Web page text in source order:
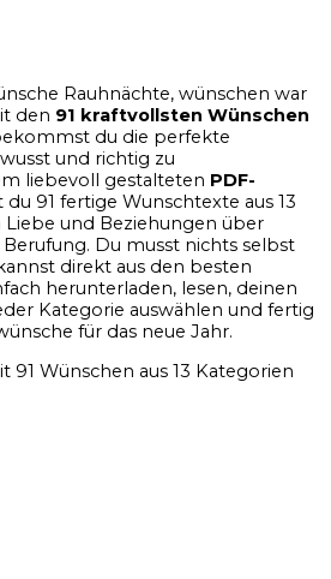
Rauhnächte, wünschen war
den 91 kraftvollsten Wünschen
du die perfekte
und richtig zu
liebevoll gestalteten PDF-
du 91 fertige Wunschtexte aus 13
Liebe und Beziehungen über
Du musst nichts selbst
direkt aus den besten
herunterladen, lesen, deinen
Kategorie auswählen und fertig
für das neue Jahr.
91 Wünschen aus 13 Kategorien